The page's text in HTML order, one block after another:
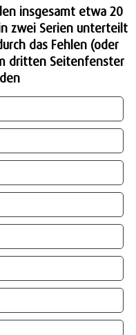
insgesamt etwa 20
zwei Serien unterteilt
das Fehlen (oder
dritten Seitenfenster